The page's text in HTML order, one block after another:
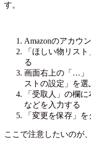
す。
Amazonのアカウ
「ほしい物リス
る
画面右上の「…」
ストの設定」を選
「受取人」の欄
などを入力する
「変更を保存」
ここで注意したいのが